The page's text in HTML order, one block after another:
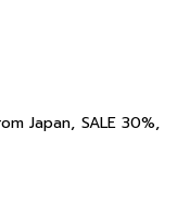
Japan, SALE 30%,